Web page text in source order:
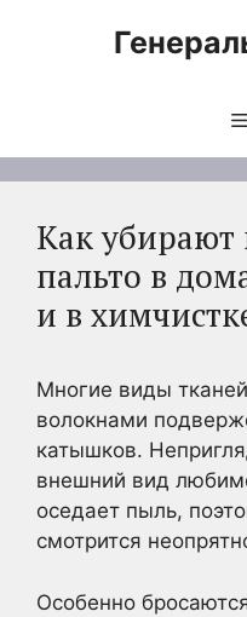
Как
пальто в
и в
Многие виды
волокнами
катышков.
внешний вид
оседает пыль,
смотрится
Особенно